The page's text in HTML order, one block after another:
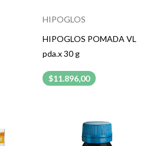
HIPOGLOS
HIPOGLOS POMADA VL
pda.x 30 g
$11.896,00